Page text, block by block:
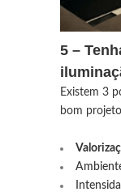
5 –
Existem 3
bom